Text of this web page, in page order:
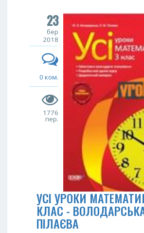
23
бер
2018
0 ком.
1776
пер.
УСІ УРОКИ
КЛАС -
ПІЛАЄВА